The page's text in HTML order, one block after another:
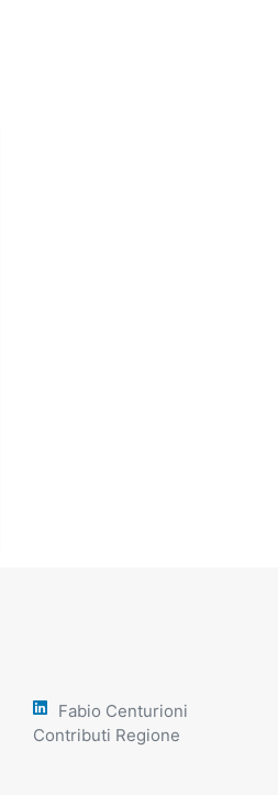
Fabio Centurioni
Contributi Regione